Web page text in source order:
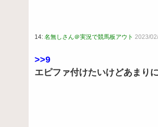
14: 名無しさん＠実況で競馬板アウト 2023/
>>9
エピファ付けたいけどあまり